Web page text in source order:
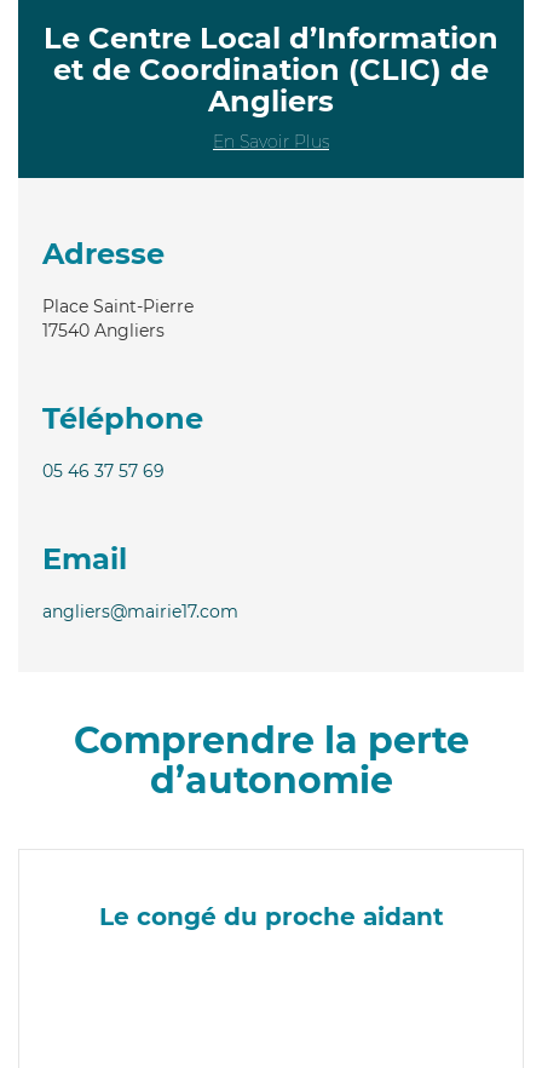
Le Centre Local d’Information
et de Coordination (CLIC) de
Angliers
En Savoir Plus
Adresse
Place Saint-Pierre
17540 Angliers
Téléphone
05 46 37 57 69
Email
angliers@mairie17.com
Comprendre la perte
d’autonomie
Le congé du proche aidant